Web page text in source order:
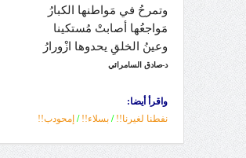
وتمرحُ في مَواطنها الكبارُ
مَواجعُها أصابتْ مُستكينا
وعينُ الخلقِ يحدوها ازْورارُ
د-صادق السامرائي
واقرأ أيضا:
نفطنا لغيرنا!! / بسلاء!! / إمحودب!!